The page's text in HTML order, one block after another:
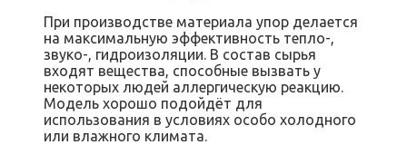
При производстве материала упор делается
на максимальную эффективность тепло-,
звуко-, гидроизоляции. В состав сырья
входят вещества, способные вызвать у
некоторых людей аллергическую реакцию.
Модель хорошо подойдёт для
использования в условиях особо холодного
или влажного климата.